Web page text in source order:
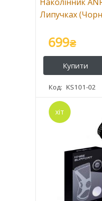
Липучках
KS101-02
699₴